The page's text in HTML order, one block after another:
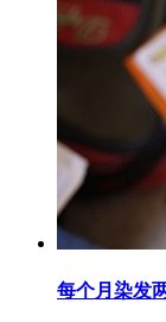
每个月染发